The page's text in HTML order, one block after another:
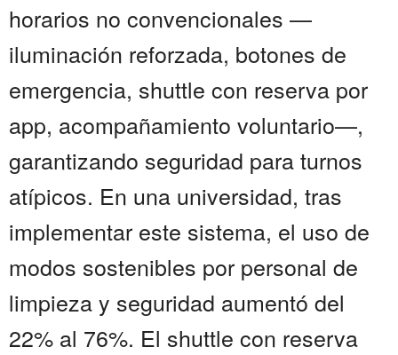
horarios no convencionales —
iluminación reforzada, botones de
emergencia, shuttle con reserva por
app, acompañamiento voluntario—,
garantizando seguridad para turnos
atípicos. En una universidad, tras
implementar este sistema, el uso de
modos sostenibles por personal de
limpieza y seguridad aumentó del
22% al 76%. El shuttle con reserva